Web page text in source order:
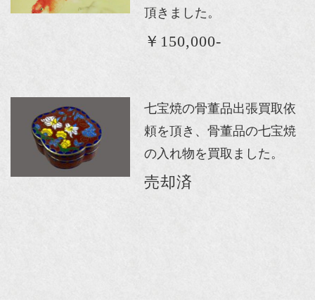
頂きました。
￥150,000-
七宝焼の骨董品出張買取依
頼を頂き、骨董品の七宝焼
の入れ物を買取ました。
売却済